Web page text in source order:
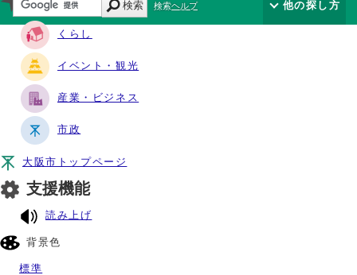
くらし
イベント・観光
産業・ビジネス
市政
大阪市トップページ
支援機能
読み上げ
背景色
標準
検索 検索ヘルプ 他の探し方